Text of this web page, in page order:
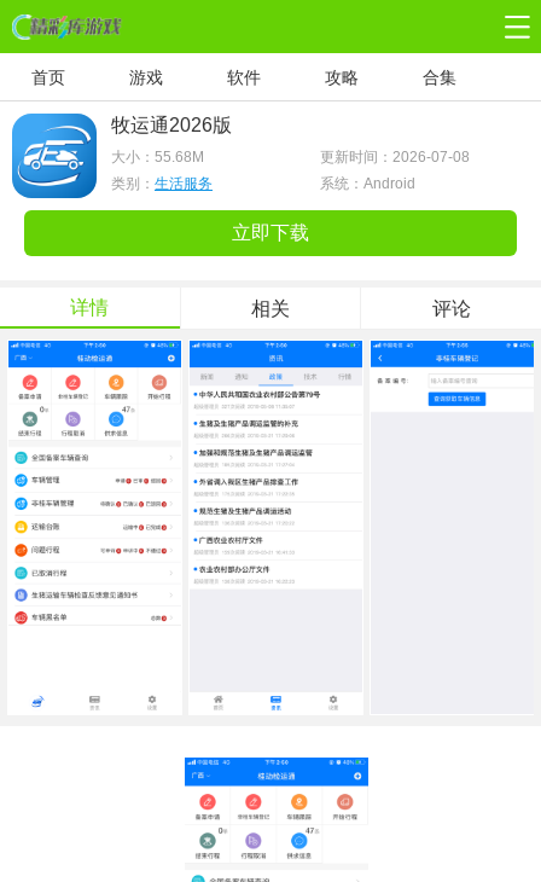
首页 游戏 软件 攻略 合集
牧运通2026版
大小： 55.68M
更新时间：2026-07-08
类别： 生活服务 系统：Android
立即下载
详情 相关 评论